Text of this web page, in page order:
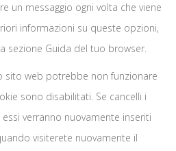
un messaggio ogni volta che viene
informazioni su queste opzioni,
sezione Guida del tuo browser.
sito web potrebbe non funzionare
sono disabilitati. Se cancelli i
verranno nuovamente inseriti
visiterete nuovamente il